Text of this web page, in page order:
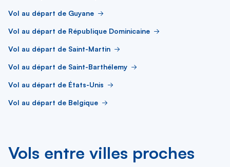
Vol au départ de Guyane
Vol au départ de République Dominicaine
Vol au départ de Saint-Martin
Vol au départ de Saint-Barthélemy
Vol au départ de États-Unis
Vol au départ de Belgique
Vols entre villes proches